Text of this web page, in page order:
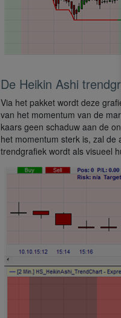
De Heikin Ashi
Via het pakket wordt deze
van het momentum van de
kaars geen schaduw aan de
het momentum sterk is, zal
trendgrafiek wordt als visueel